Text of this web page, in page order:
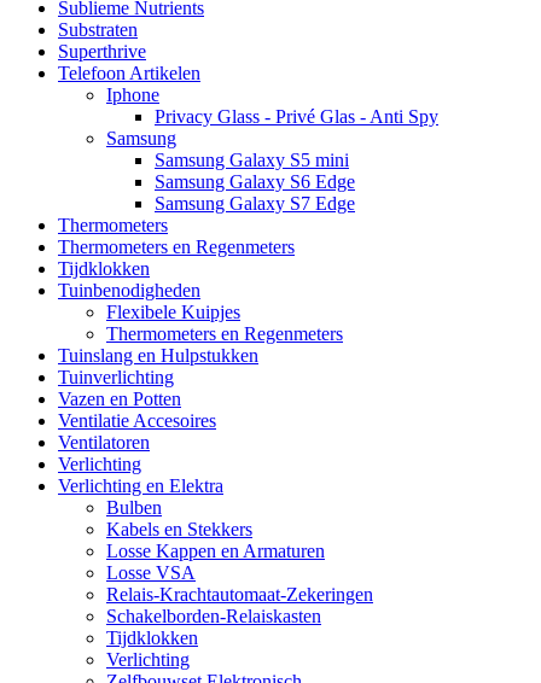
Sublieme Nutrients
Substraten
Superthrive
Telefoon Artikelen
Iphone
Privacy Glass - Privé Glas - Anti Spy
Samsung
Samsung Galaxy S5 mini
Samsung Galaxy S6 Edge
Samsung Galaxy S7 Edge
Thermometers
Thermometers en Regenmeters
Tijdklokken
Tuinbenodigheden
Flexibele Kuipjes
Thermometers en Regenmeters
Tuinslang en Hulpstukken
Tuinverlichting
Vazen en Potten
Ventilatie Accesoires
Ventilatoren
Verlichting
Verlichting en Elektra
Bulben
Kabels en Stekkers
Losse Kappen en Armaturen
Losse VSA
Relais-Krachtautomaat-Zekeringen
Schakelborden-Relaiskasten
Tijdklokken
Verlichting